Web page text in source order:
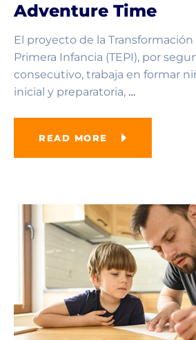
Adventure Time
El proyecto de la
Primera Infancia (TEPI), por
consecutivo, trabaja en formar
inicial y preparatoria, …
READ MORE